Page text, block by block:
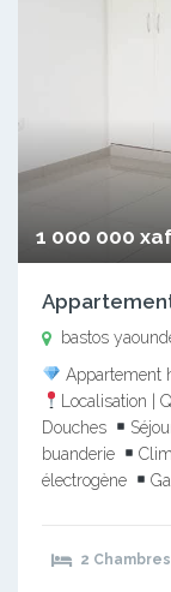
1 000 000
bastos
Appartement
Localisation |
Douches
buanderie
électrogène
2 Chambres